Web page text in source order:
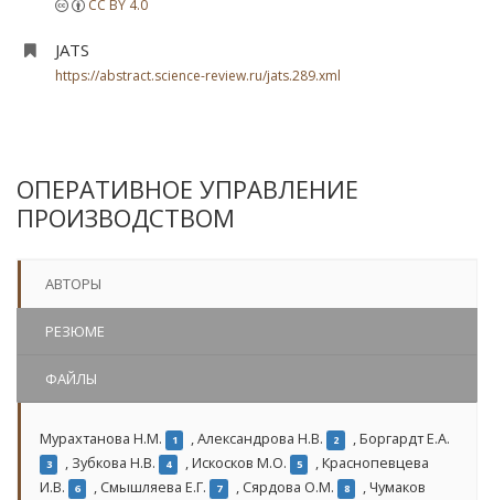
CC BY 4.0
JATS
https://abstract.science-review.ru/jats.289.xml
ОПЕРАТИВНОЕ УПРАВЛЕНИЕ
ПРОИЗВОДСТВОМ
АВТОРЫ
РЕЗЮМЕ
ФАЙЛЫ
Мурахтанова Н.М. 1 ,Александрова Н.В. 2 ,Боргардт Е.А.
3 , Зубкова Н.В. 4 ,Искосков М.О. 5 ,Краснопевцева
И.В.
6 , Смышляева Е.Г. 7 , Сярдова О.М. 8 ,Чумаков